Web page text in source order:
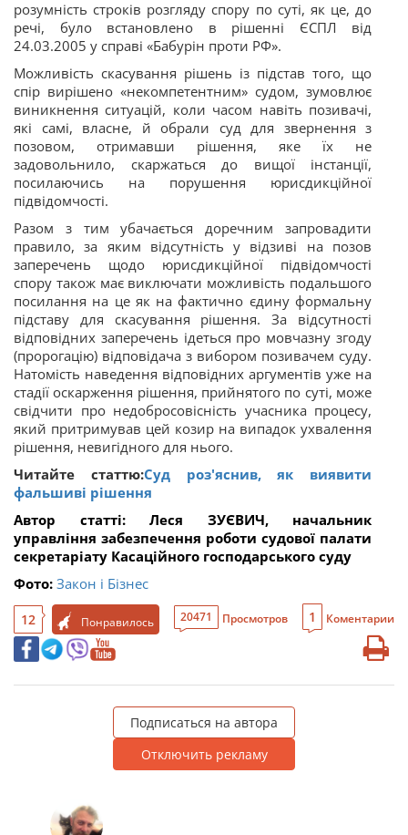
розумність строків розгляду спору по суті, як це, до
речі, було встановлено в рішенні ЄСПЛ від
24.03.2005 у справі «Бабурін проти РФ».
Можливість скасування рішень із підстав того, що
спір вирішено «некомпетентним» судом, зумовлює
виникнення ситуацій, коли часом навіть позивачі,
які самі, власне, й обрали суд для звернення з
позовом, отримавши рішення, яке їх не
задовольнило, скаржаться до вищої інстанції,
посилаючись на порушення юрисдикційної
підвідомчості.
Разом з тим убачається доречним запровадити
правило, за яким відсутність у відзиві на позов
заперечень щодо юрисдикційної підвідомчості
спору також має виключати можливість подальшого
посилання на це як на фактично єдину формальну
підставу для скасування рішення. За відсутності
відповідних заперечень ідеться про мовчазну згоду
(пророгацію) відповідача з вибором позивачем суду.
Натомість наведення відповідних аргументів уже на
стадії оскарження рішення, прийнятого по суті, може
свідчити про недобросовісність учасника процесу,
який притримував цей козир на випадок ухвалення
рішення, невигідного для нього.
Читайте статтю:Суд роз'яснив, як виявити
фальшиві рішення
Автор статті: Леся ЗУЄВИЧ, начальник
управління забезпечення роботи судової палати
секретаріату Касаційного господарського суду
Фото: Закон і Бізнес
12 Понравилось 20471 Просмотров 1 Коментарии
Подписаться на автора
Отключить рекламу